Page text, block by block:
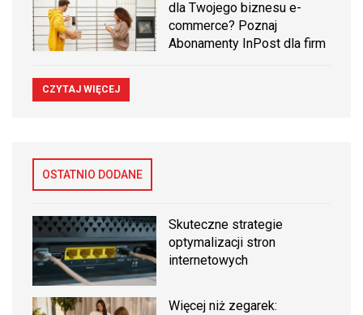
dla Twojego biznesu e-
commerce? Poznaj
Abonamenty InPost dla firm
CZYTAJ WIĘCEJ
OSTATNIO DODANE
Skuteczne strategie
optymalizacji stron
internetowych
Więcej niż zegarek: